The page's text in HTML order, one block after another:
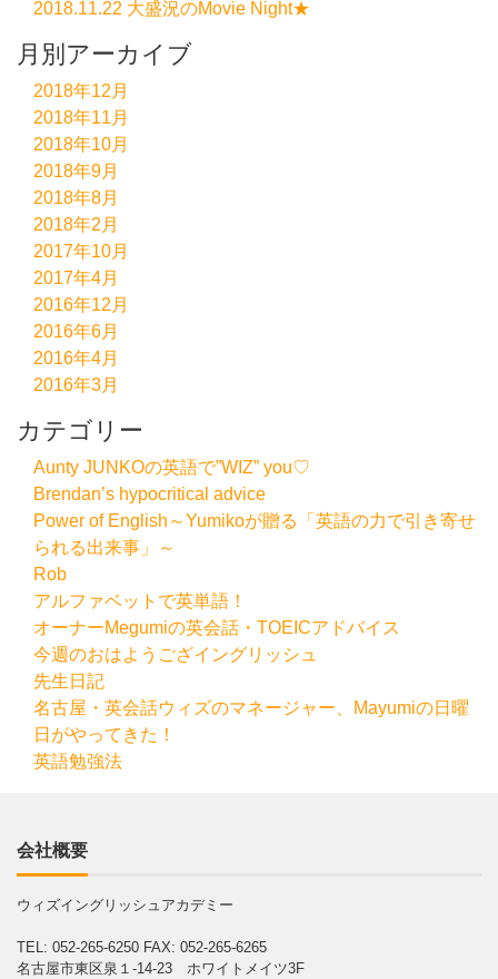
2018.11.22 大盛況のMovie Night★
月別アーカイブ
2018年12月
2018年11月
2018年10月
2018年9月
2018年8月
2018年2月
2017年10月
2017年4月
2016年12月
2016年6月
2016年4月
2016年3月
カテゴリー
Aunty JUNKOの英語で”WIZ” you♡
Brendan’s hypocritical advice
Power of English～Yumikoが贈る「英語の力で引き寄せ
られる出来事」～
Rob
アルファベットで英単語！
オーナーMegumiの英会話・TOEICアドバイス
今週のおはようござイングリッシュ
先生日記
名古屋・英会話ウィズのマネージャー、Mayumiの日曜
日がやってきた！
英語勉強法
会社概要
ウィズイングリッシュアカデミー
TEL: 052-265-6250 FAX: 052-265-6265
名古屋市東区泉１-14-23 ホワイトメイツ3F